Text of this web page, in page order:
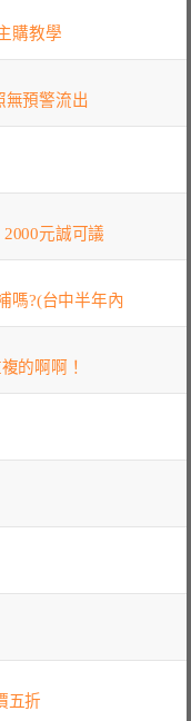
購教學
無預警流出
元誠可議
嗎?(台中半年內
的啊啊！
五折